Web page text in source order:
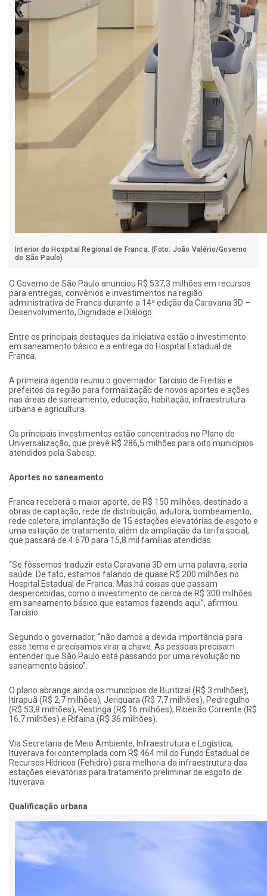
Interior do Hospital Regional de Franca. (Foto: João Valério/Governo
de São Paulo)
O Governo de São Paulo anunciou R$ 537,3 milhões em recursos
para entregas, convênios e investimentos na região
administrativa de Franca durante a 14ª edição da Caravana 3D –
Desenvolvimento, Dignidade e Diálogo.
Entre os principais destaques da iniciativa estão o investimento
em saneamento básico e a entrega do Hospital Estadual de
Franca.
A primeira agenda reuniu o governador Tarcísio de Freitas e
prefeitos da região para formalização de novos aportes e ações
nas áreas de saneamento, educação, habitação, infraestrutura
urbana e agricultura.
Os principais investimentos estão concentrados no Plano de
Universalização, que prevê R$ 286,5 milhões para oito municípios
atendidos pela Sabesp.
Aportes no saneamento
Franca receberá o maior aporte, de R$ 150 milhões, destinado a
obras de captação, rede de distribuição, adutora, bombeamento,
rede coletora, implantação de 15 estações elevatórias de esgoto e
uma estação de tratamento, além da ampliação da tarifa social,
que passará de 4.670 para 15,8 mil famílias atendidas.
“Se fôssemos traduzir esta Caravana 3D em uma palavra, seria
saúde. De fato, estamos falando de quase R$ 200 milhões no
Hospital Estadual de Franca. Mas há coisas que passam
despercebidas, como o investimento de cerca de R$ 300 milhões
em saneamento básico que estamos fazendo aqui”, afirmou
Tarcísio.
Segundo o governador, “não damos a devida importância para
esse tema e precisamos virar a chave. As pessoas precisam
entender que São Paulo está passando por uma revolução no
saneamento básico”.
O plano abrange ainda os municípios de Buritizal (R$ 3 milhões),
Itirapuã (R$ 2,7 milhões), Jeriquara (R$ 7,7 milhões), Pedregulho
(R$ 53,8 milhões), Restinga (R$ 16 milhões), Ribeirão Corrente (R$
16,7 milhões) e Rifaina (R$ 36 milhões).
Via Secretaria de Meio Ambiente, Infraestrutura e Logística,
Ituverava foi contemplada com R$ 464 mil do Fundo Estadual de
Recursos Hídricos (Fehidro) para melhoria da infraestrutura das
estações elevatórias para tratamento preliminar de esgoto de
Ituverava.
Qualificação urbana